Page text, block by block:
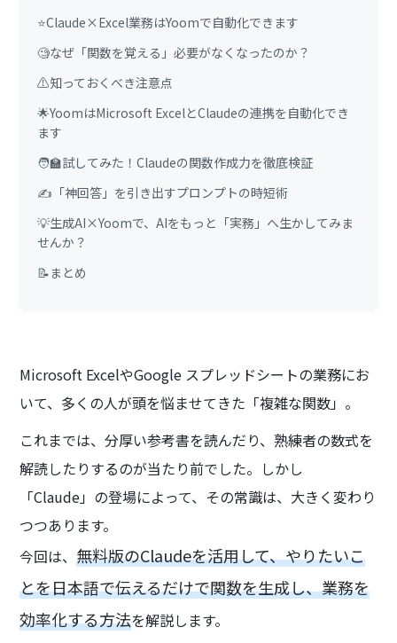
⭐Claude×Excel業務はYoomで自動化できます
🧐なぜ「関数を覚える」必要がなくなったのか？
⚠️知っておくべき注意点
🌟YoomはMicrosoft ExcelとClaudeの連携を自動化でき
ます
🧑‍🏫試してみた！Claudeの関数作成力を徹底検証
✍️「神回答」を引き出すプロンプトの時短術
💡生成AI×Yoomで、AIをもっと「実務」へ生かしてみま
せんか？
📝まとめ
Microsoft ExcelやGoogle スプレッドシートの業務にお
いて、多くの人が頭を悩ませてきた「複雑な関数」。
これまでは、分厚い参考書を読んだり、熟練者の数式を
解読したりするのが当たり前でした。しかし
「Claude」の登場によって、その常識は、大きく変わり
つつあります。
今回は、無料版のClaudeを活用して、やりたいこ
とを日本語で伝えるだけで関数を生成し、業務を
効率化する方法を解説します。